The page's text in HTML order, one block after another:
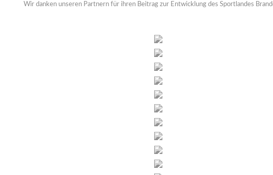
Wir danken unseren Partnern für ihren Beitrag zur Entwicklung des Sportlandes